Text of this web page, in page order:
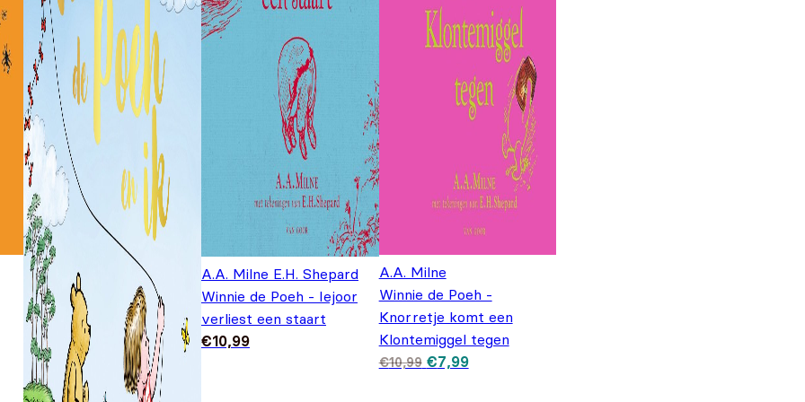
€11,99.
A.A. Milne E.H. Shepard
Winnie de Poeh - Iejoor
verliest een staart
€10,99
A.A. Milne
Winnie de Poeh -
Knorretje komt een
Klontemiggel tegen
€10,99 Oorspronkelijke prijs was: €10,99.
€7,99Huidige prijs is: €7,99.